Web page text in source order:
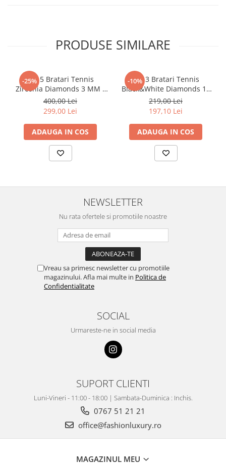
PRODUSE SIMILARE
-25%
Set 5 Bratari Tennis
Zirconia Diamonds 3 MM /
19.5 CM
400,00 Lei
299,00 Lei
ADAUGA IN COS
-10%
Set 3 Bratari Tennis
Black&White Diamonds 19
CM
219,00 Lei
197,10 Lei
ADAUGA IN COS
NEWSLETTER
Nu rata ofertele si promotiile noastre
Vreau sa primesc newsletter cu promotiile
magazinului. Afla mai multe in Politica de
Confidentialitate
SOCIAL
Urmareste-ne in social media
SUPORT CLIENTI
Luni-Vineri - 11:00 - 18:00 | Sambata-Duminica : Inchis.
0767 51 21 21
office@fashionluxury.ro
MAGAZINUL MEU